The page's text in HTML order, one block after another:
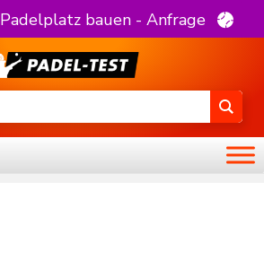
Padelplatz bauen - Anfrage